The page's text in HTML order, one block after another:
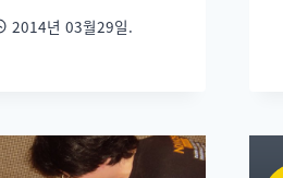
2014년 03월29일.